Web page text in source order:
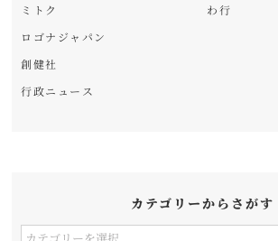
ミトク
ロゴナジャパン
創健社
行政ニュース
わ行
カテゴリーからさがす
カ